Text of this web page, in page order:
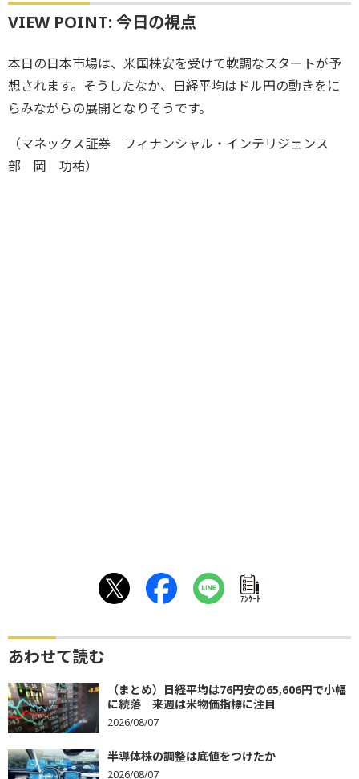
VIEW POINT: 今日の視点
本日の日本市場は、米国株安を受けて軟調なスタートが予
想されます。そうしたなか、日経平均はドル円の動きをに
らみながらの展開となりそうです。
（マネックス証券 フィナンシャル・インテリジェンス
部 岡 功祐）
ｱﾝｹｰﾄ
あわせて読む
（まとめ）日経平均は76円安の65,606円で小幅
に続落 来週は米物価指標に注目
2026/08/07
半導体株の調整は底値をつけたか
2026/08/07